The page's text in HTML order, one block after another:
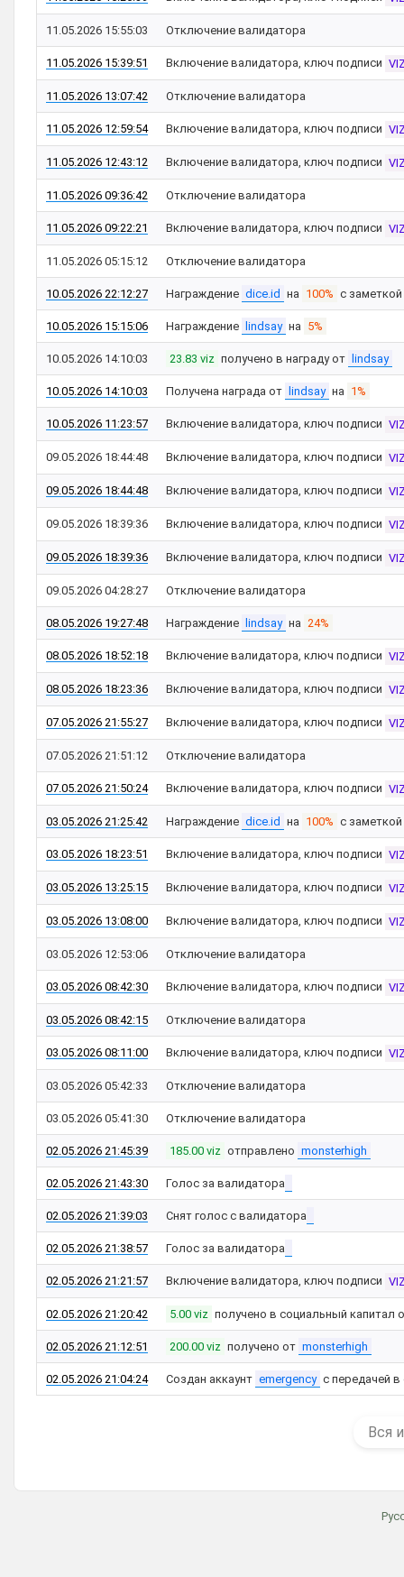
11.05.2026 15:55:03 Отключение валидатора
11.05.2026 15:39:51 Включение валидатора, ключ подписи
11.05.2026 13:07:42 Отключение валидатора
11.05.2026 12:59:54 Включение валидатора, ключ подписи
11.05.2026 12:43:12 Включение валидатора, ключ подписи
11.05.2026 09:36:42 Отключение валидатора
11.05.2026 09:22:21 Включение валидатора, ключ подписи
11.05.2026 05:15:12 Отключение валидатора
10.05.2026 22:12:27 Награждение dice.id на 100% с заметкой
10.05.2026 15:15:06 Награждение lindsay на 5%
10.05.2026 14:10:03 23.83 viz получено в награду от lindsay
10.05.2026 14:10:03 Получена награда от lindsay на 1%
10.05.2026 11:23:57 Включение валидатора, ключ подписи
09.05.2026 18:44:48 Включение валидатора, ключ подписи
09.05.2026 18:44:48 Включение валидатора, ключ подписи
09.05.2026 18:39:36 Включение валидатора, ключ подписи
09.05.2026 18:39:36 Включение валидатора, ключ подписи
09.05.2026 04:28:27 Отключение валидатора
08.05.2026 19:27:48 Награждение lindsay на 24%
08.05.2026 18:52:18 Включение валидатора, ключ подписи
08.05.2026 18:23:36 Включение валидатора, ключ подписи
07.05.2026 21:55:27 Включение валидатора, ключ подписи
07.05.2026 21:51:12 Отключение валидатора
07.05.2026 21:50:24 Включение валидатора, ключ подписи
03.05.2026 21:25:42 Награждение dice.id на 100% с заметкой
03.05.2026 18:23:51 Включение валидатора, ключ подписи
03.05.2026 13:25:15 Включение валидатора, ключ подписи
03.05.2026 13:08:00 Включение валидатора, ключ подписи
03.05.2026 12:53:06 Отключение валидатора
03.05.2026 08:42:30 Включение валидатора, ключ подписи
03.05.2026 08:42:15 Отключение валидатора
03.05.2026 08:11:00 Включение валидатора, ключ подписи
03.05.2026 05:42:33 Отключение валидатора
03.05.2026 05:41:30 Отключение валидатора
02.05.2026 21:45:39 185.00 viz отправлено monsterhigh
02.05.2026 21:43:30 Голос за валидатора
02.05.2026 21:39:03 Снят голос с валидатора
02.05.2026 21:38:57 Голос за валидатора
02.05.2026 21:21:57 Включение валидатора, ключ подписи
02.05.2026 21:20:42 5.00 viz получено в социальный капитал
02.05.2026 21:12:51 200.00 viz получено от monsterhigh
02.05.2026 21:04:24 Создан аккаунт emergency с передачей
Вся